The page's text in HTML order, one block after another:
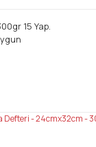
15 Yap.
ürün
görüntülenemiyor.